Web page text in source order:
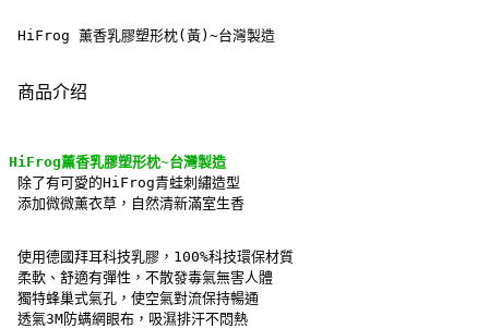
HiFrog 薰香乳膠塑形枕(黃)~台灣製造
商品介绍
HiFrog薰香乳膠塑形枕~台灣製造
除了有可愛的HiFrog青蛙刺繡造型
添加微微薰衣草，自然清新滿室生香
使用德國拜耳科技乳膠，100%科技環保材質
柔軟、舒適有彈性，不散發毒氣無害人體
獨特蜂巢式氣孔，使空氣對流保持暢通
透氣3M防螨網眼布，吸濕排汗不悶熱